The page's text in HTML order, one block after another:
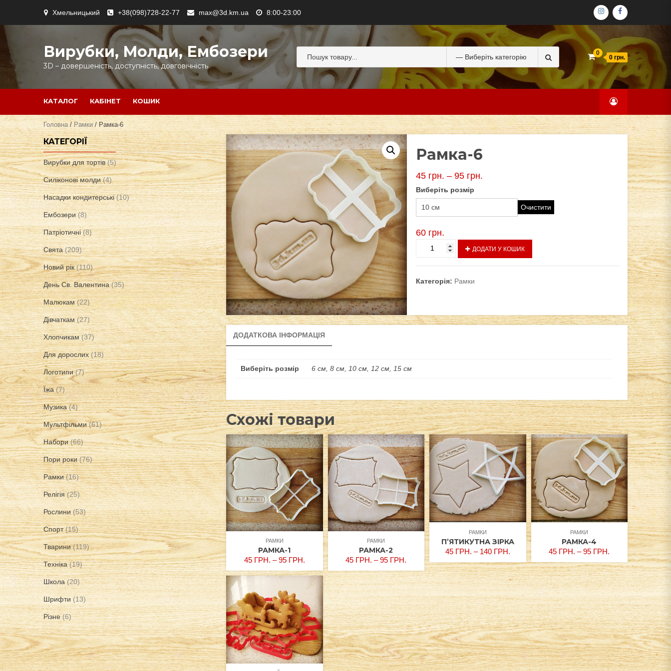
content
Хмельницький +38(098)728-22-77 max@3d.km.ua 8:00-23:00 ІНСТАГРАМ
ФЕЙСБУК
Вирубки, Молди, Ембозери
3D – довершеність, доступність, довговічність
for:
0
0 грн.
КАТАЛОГ КАБІНЕТ КОШИК
Головна/Рамки/ Рамка-6
Рамка-6
45 грн. – 95 грн.
Виберіть розмір
Очистити
60 грн.
ДОДАТИ У КОШИК
Категорія: Рамки
ДОДАТКОВА ІНФОРМАЦІЯ
Виберіть розмір 6 см, 8 см, 10 см, 12 см, 15 см
Схожі товари
РАМКИ
РАМКА-1
45 ГРН. –95 ГРН.
РАМКИ
РАМКА-2
45 ГРН. –95 ГРН.
РАМКИ
П’ЯТИКУТНА ЗІРКА
45 ГРН. – 140 ГРН.
РАМКИ
РАМКА-4
45 ГРН. –95 ГРН.
КАТЕГОРІЇ
Вирубки для тортів (5)
Силіконові молди (4)
Насадки кондитерські (10)
Ембозери (8)
Патріотичні (8)
Свята (209)
Новий рік (110)
День Св. Валентина (35)
Малюкам (22)
Дівчаткам (27)
Хлопчикам (37)
Для дорослих (18)
Логотипи (7)
Їжа (7)
Музика (4)
Мультфільми (61)
Набори (66)
Пори роки (76)
Рамки (16)
Релігія (25)
Рослини (53)
Спорт (15)
Тварини (119)
Техніка (19)
Школа (20)
Шрифти (13)
Різне (6)